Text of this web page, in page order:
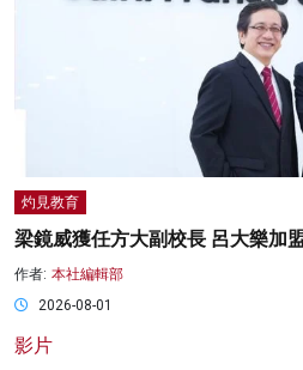
灼見教育
梁鏡威獲任方大副校長 呂大樂加
作者: 本社編輯部
2026-08-01
影片